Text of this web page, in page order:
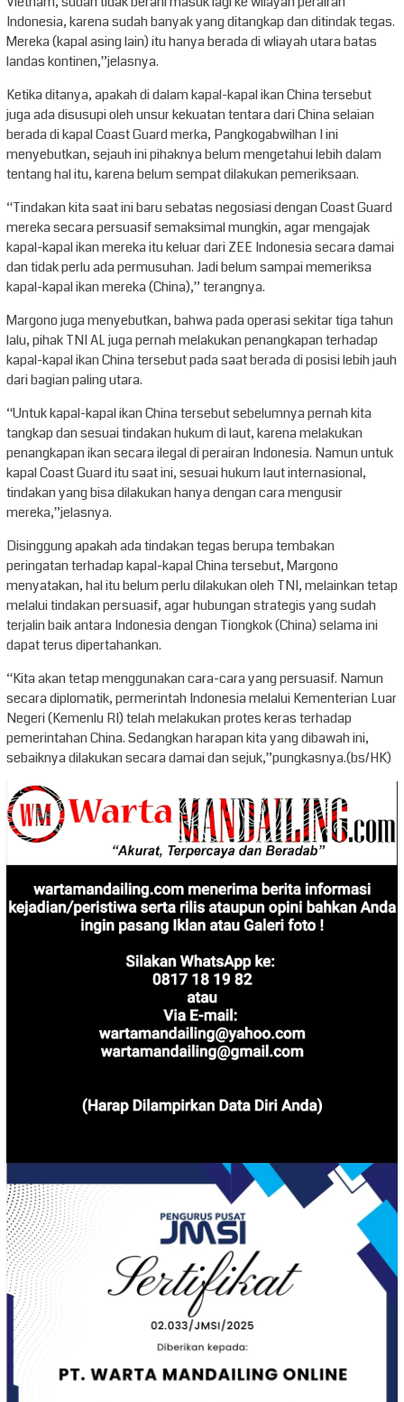
Indonesia, karena sudah banyak yang ditangkap dan ditindak tegas.
Mereka (kapal asing lain) itu hanya berada di wliayah utara batas
landas kontinen,”jelasnya.
Ketika ditanya, apakah di dalam kapal-kapal ikan China tersebut
juga ada disusupi oleh unsur kekuatan tentara dari China selaian
berada di kapal Coast Guard merka, Pangkogabwilhan I ini
menyebutkan, sejauh ini pihaknya belum mengetahui lebih dalam
tentang hal itu, karena belum sempat dilakukan pemeriksaan.
“Tindakan kita saat ini baru sebatas negosiasi dengan Coast Guard
mereka secara persuasif semaksimal mungkin, agar mengajak
kapal-kapal ikan mereka itu keluar dari ZEE Indonesia secara damai
dan tidak perlu ada permusuhan. Jadi belum sampai memeriksa
kapal-kapal ikan mereka (China),” terangnya.
Margono juga menyebutkan, bahwa pada operasi sekitar tiga tahun
lalu, pihak TNI AL juga pernah melakukan penangkapan terhadap
kapal-kapal ikan China tersebut pada saat berada di posisi lebih jauh
dari bagian paling utara.
“Untuk kapal-kapal ikan China tersebut sebelumnya pernah kita
tangkap dan sesuai tindakan hukum di laut, karena melakukan
penangkapan ikan secara ilegal di perairan Indonesia. Namun untuk
kapal Coast Guard itu saat ini, sesuai hukum laut internasional,
tindakan yang bisa dilakukan hanya dengan cara mengusir
mereka,”jelasnya.
Disinggung apakah ada tindakan tegas berupa tembakan
peringatan terhadap kapal-kapal China tersebut, Margono
menyatakan, hal itu belum perlu dilakukan oleh TNI, melainkan tetap
melalui tindakan persuasif, agar hubungan strategis yang sudah
terjalin baik antara Indonesia dengan Tiongkok (China) selama ini
dapat terus dipertahankan.
“Kita akan tetap menggunakan cara-cara yang persuasif. Namun
secara diplomatik, permerintah Indonesia melalui Kementerian Luar
Negeri (Kemenlu RI) telah melakukan protes keras terhadap
pemerintahan China. Sedangkan harapan kita yang dibawah ini,
sebaiknya dilakukan secara damai dan sejuk,”pungkasnya.(bs/HK)